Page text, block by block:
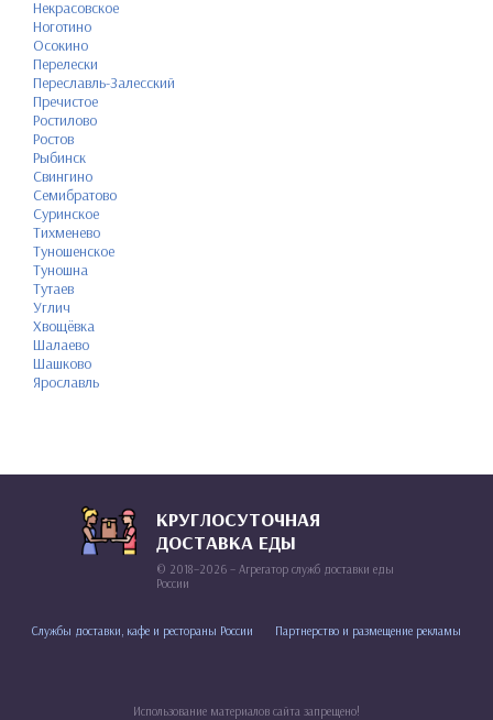
Некрасовское
Ноготино
Осокино
Перелески
Переславль-Залесский
Пречистое
Ростилово
Ростов
Рыбинск
Свингино
Семибратово
Суринское
Тихменево
Туношенское
Туношна
Тутаев
Углич
Хвощёвка
Шалаево
Шашково
Ярославль
КРУГЛОСУТОЧНАЯ
ДОСТАВКА ЕДЫ
© 2018–2026 – Агрегатор служб доставки еды
России
Службы доставки, кафе и рестораны России Партнерство и размещение рекламы
Использование материалов сайта запрещено!